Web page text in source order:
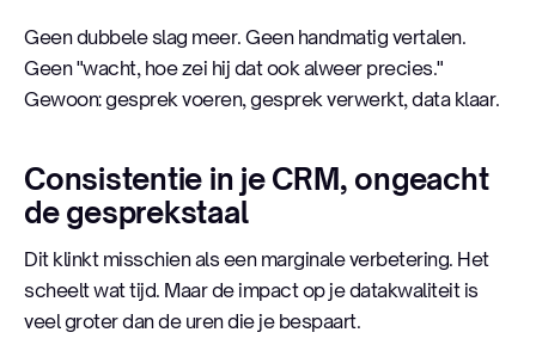
Geen dubbele slag meer. Geen handmatig vertalen.
Geen "wacht, hoe zei hij dat ook alweer precies."
Gewoon: gesprek voeren, gesprek verwerkt, data klaar.
Consistentie in je CRM, ongeacht
de gesprekstaal
Dit klinkt misschien als een marginale verbetering. Het
scheelt wat tijd. Maar de impact op je datakwaliteit is
veel groter dan de uren die je bespaart.